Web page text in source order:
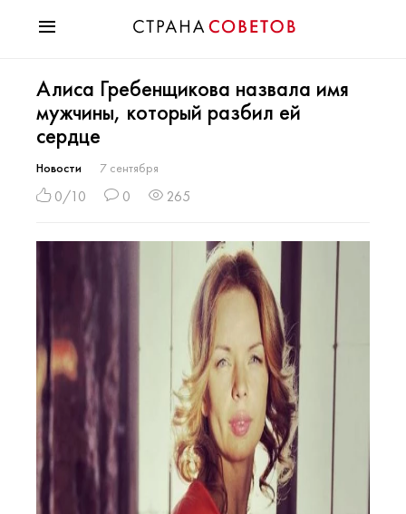
Мода
Звезды
Гороскопы
Здоровье
Психология
Разное
Алиса Гребенщикова назвала имя
мужчины, который разбил ей
сердце
Новости 7 сентября
0/10 0 265